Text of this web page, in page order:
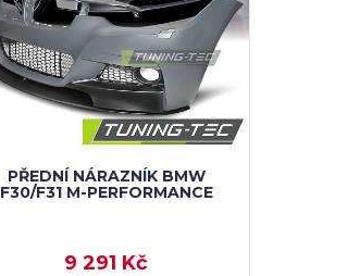
PŘEDNÍ NÁRAZNÍK BMW
F30/F31 M-PERFORMANCE
9 291 Kč